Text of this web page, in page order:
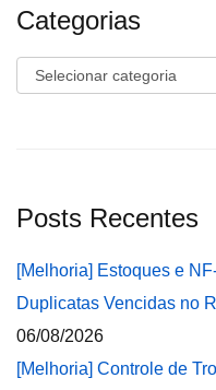
Categorias
Categorias
Posts Recentes
[Melhoria] Estoques e
Duplicatas Vencidas no
06/08/2026
[Melhoria] Controle de